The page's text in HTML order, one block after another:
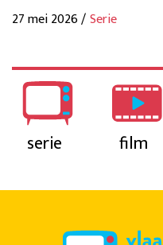
27 mei 2026 /Serie
serie film